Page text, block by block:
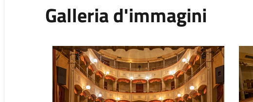
Galleria d'immagini